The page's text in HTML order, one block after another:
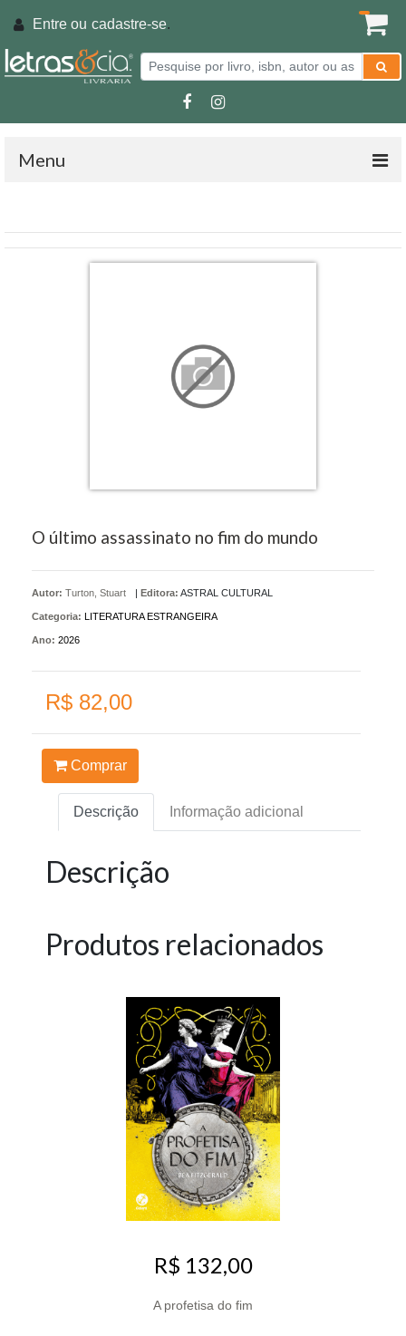
Entre ou cadastre-se.
Menu
O último assassinato no fim do mundo
Autor: Turton, Stuart | Editora: ASTRAL CULTURAL
Categoria: LITERATURA ESTRANGEIRA
Ano: 2026
R$ 82,00
Comprar
Descrição Informação adicional
Descrição
Produtos relacionados
R$ 132,00
A profetisa do fim